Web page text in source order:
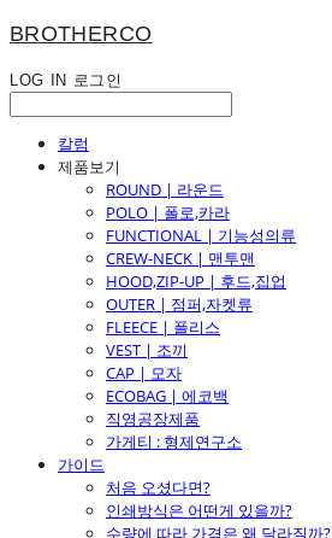
BROTHERCO
LOG IN 로그인
칼럼
제품보기
ROUND | 라운드
POLO | 폴로,카라
FUNCTIONAL | 기능성의류
CREW-NECK | 맨투맨
HOOD,ZIP-UP | 후드,집업
OUTER | 점퍼,자켓류
FLEECE | 플리스
VEST | 조끼
CAP | 모자
ECOBAG | 에코백
직영공장제품
가게티 : 형제연구소
가이드
처음 오셨다면?
인쇄방식은 어떤게 있을까?
수량에 따라 가격은 왜 달라질까?